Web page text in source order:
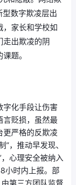
数字欺凌层出
，家长和学校如
走出欺凌的阴
题。
字化手段让伤害
言贬损，虽然最
更严格的反欺凌
，推动早发现、
心理安全被纳入
小时内上报。部